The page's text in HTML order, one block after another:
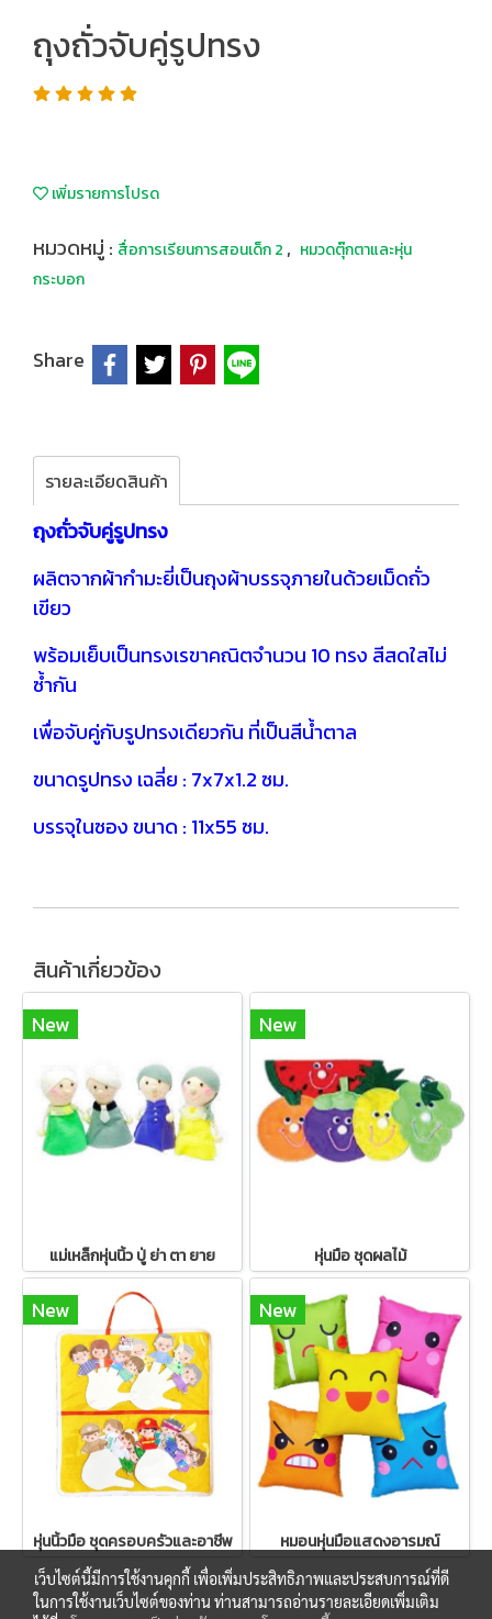
ถุงถั่วจับคู่รูปทรง
เพิ่มรายการโปรด
หมวดหมู่ : สื่อการเรียนการสอนเด็ก 2 , หมวดตุ๊กตาและหุ่น
กระบอก
Share
รายละเอียดสินค้า
ถุงถั่วจับคู่รูปทรง
ผลิตจากผ้ากำมะยี่เป็นถุงผ้าบรรจุภายในด้วยเม็ดถั่ว
เขียว
พร้อมเย็บเป็นทรงเรขาคณิตจำนวน 10 ทรง สีสดใสไม่
ซ้ำกัน
เพื่อจับคู่กับรูปทรงเดียวกัน ที่เป็นสีน้ำตาล
ขนาดรูปทรง เฉลี่ย : 7x7x1.2 ซม.
บรรจุในซอง ขนาด : 11x55 ซม.
สินค้าเกี่ยวข้อง
New
แม่เหล็กหุ่นนิ้ว ปู่ ย่า ตา ยาย
New
หุ่นมือ ชุดผลไม้
New
หุ่นนิ้วมือ ชุดครอบครัวและอาชีพ
New
หมอนหุ่นมือแสดงอารมณ์
เว็บไซต์นี้มีการใช้งานคุกกี้ เพื่อเพิ่มประสิทธิภาพและประสบการณ์ที่ดี
ในการใช้งานเว็บไซต์ของท่าน ท่านสามารถอ่านรายละเอียดเพิ่มเติม